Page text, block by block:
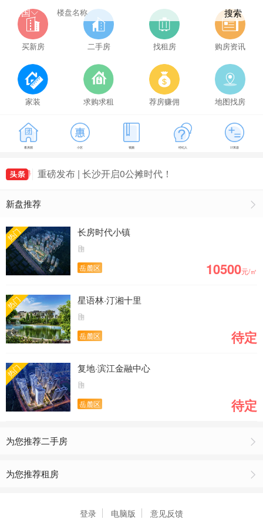
全国 搜索
买新房 二手房 找租房 购房资讯
家装 求购求租 荐房赚佣 地图找房
看房团 小区 视频 经纪人 计算器
降息！事关房贷！
积金最高贷款额度的通知
重磅发布 | 长沙开启0公摊时代！
房价9445元/㎡
长沙房贷新政落地！
降息！事关房贷！
长沙市住房公积金关于调整我市新建商品房住房公
积金最高贷款额度的通知
新盘推荐
热门 长房时代小镇
岳麓区 10500元/㎡
热门 星语林·汀湘十里
岳麓区 待定
热门 复地·滨江金融中心
岳麓区 待定
为您推荐二手房
为您推荐租房
登录 电脑版 意见反馈